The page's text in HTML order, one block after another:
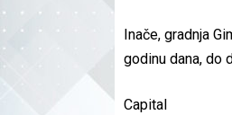
Inače, gradnja
godinu dana, do
Capital